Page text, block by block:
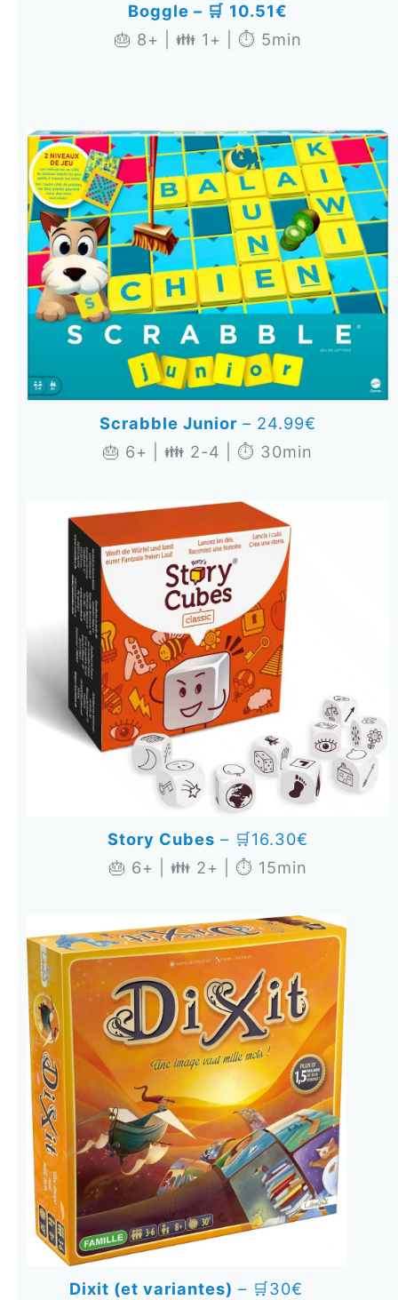
Boggle – 🛒 10.51€
🎂 8+ | 👪 1+ | ⏱️ 5min
Scrabble Junior – 24.99€
🎂 6+ | 👪 2-4 | ⏱️ 30min
Story Cubes – 🛒16.30€
🎂 6+ | 👪 2+ | ⏱️ 15min
Dixit (et variantes) – 🛒30€